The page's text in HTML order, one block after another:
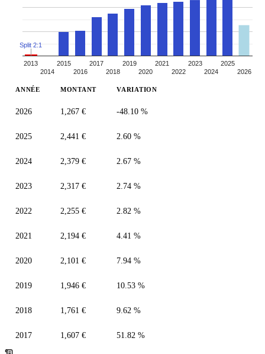
2013
2014
2015
2016
2017
2018
2019
2020
2021
2022
2023
2024
2025
2026
Split 2:1
ANNÉE MONTANT VARIATION
2026 1,267 € -48.10 %
2025 2,441 € 2.60 %
2024 2,379 € 2.67 %
2023 2,317 € 2.74 %
2022 2,255 € 2.82 %
2021 2,194 € 4.41 %
2020 2,101 € 7.94 %
2019 1,946 € 10.53 %
2018 1,761 € 9.62 %
2017 1,607 € 51.82 %